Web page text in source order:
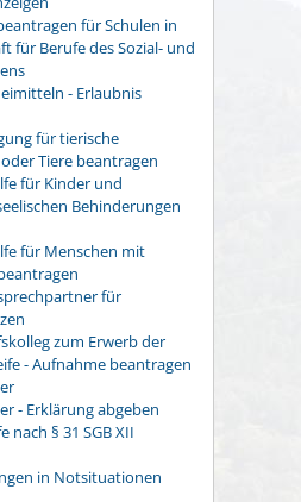
für Schulen in
für Berufe des Sozial- und
- Erlaubnis
für tierische
Tiere beantragen
für Kinder und
Behinderungen
für Menschen mit
für
zum Erwerb der
- Aufnahme beantragen
- Erklärung abgeben
nach § 31 SGB XII
in Notsituationen